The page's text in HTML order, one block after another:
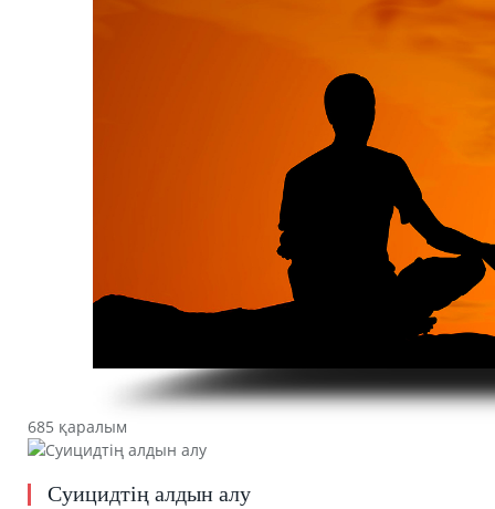
685 қаралым
Суицидтің алдын алу